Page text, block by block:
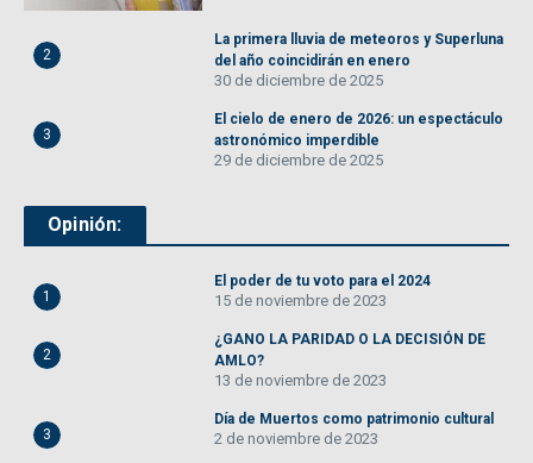
2
La primera lluvia de meteoros y Superluna
del año coincidirán en enero
30 de diciembre de 2025
3
El cielo de enero de 2026: un espectáculo
astronómico imperdible
29 de diciembre de 2025
Opinión:
1
El poder de tu voto para el 2024
15 de noviembre de 2023
2
¿GANO LA PARIDAD O LA DECISIÓN DE
AMLO?
13 de noviembre de 2023
3
Día de Muertos como patrimonio cultural
2 de noviembre de 2023